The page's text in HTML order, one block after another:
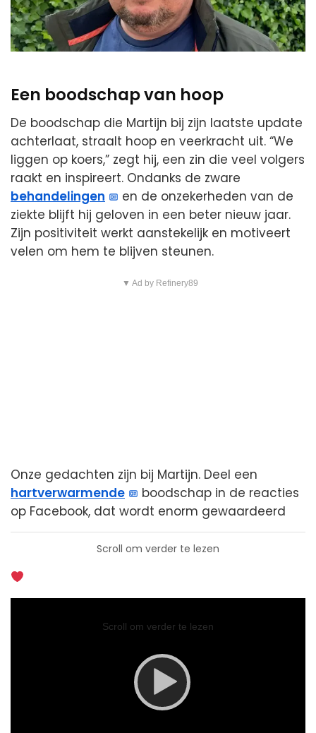
Een boodschap van hoop
De boodschap die Martijn bij zijn laatste update
achterlaat, straalt hoop en veerkracht uit. “We
liggen op koers,” zegt hij, een zin die veel volgers
raakt en inspireert. Ondanks de zware
behandelingen
en de onzekerheden van de
ziekte blijft hij geloven in een beter nieuw jaar.
Zijn positiviteit werkt aanstekelijk en motiveert
velen om hem te blijven steunen.
▼ Ad by Refinery89
Onze gedachten zijn bij Martijn. Deel een
hartverwarmende
boodschap in de reacties
op Facebook, dat wordt enorm gewaardeerd
Scroll om verder te lezen
Scroll om verder te lezen